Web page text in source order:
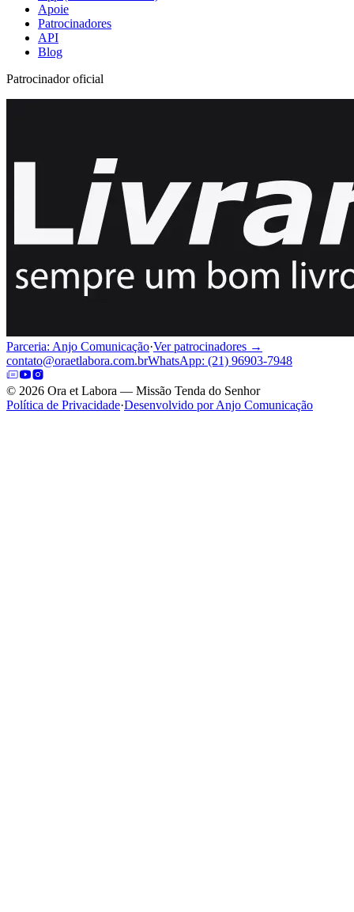
Apoie
Patrocinadores
API
Blog
Patrocinador oficial
Parceria: Anjo Comunicação·Ver patrocinadores →
contato@oraetlabora.com.brWhatsApp: (21) 96903-7948
© 2026 Ora et Labora — Missão Tenda do Senhor
Política de Privacidade·Desenvolvido por Anjo Comunicação